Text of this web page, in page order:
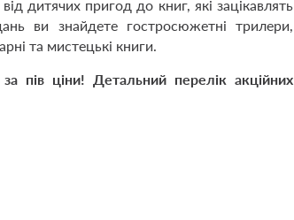
дитячих пригод до книг, які зацікавлять
ви знайдете гостросюжетні трилери,
та мистецькі книги.
пів ціни!
Детальний перелік акційних